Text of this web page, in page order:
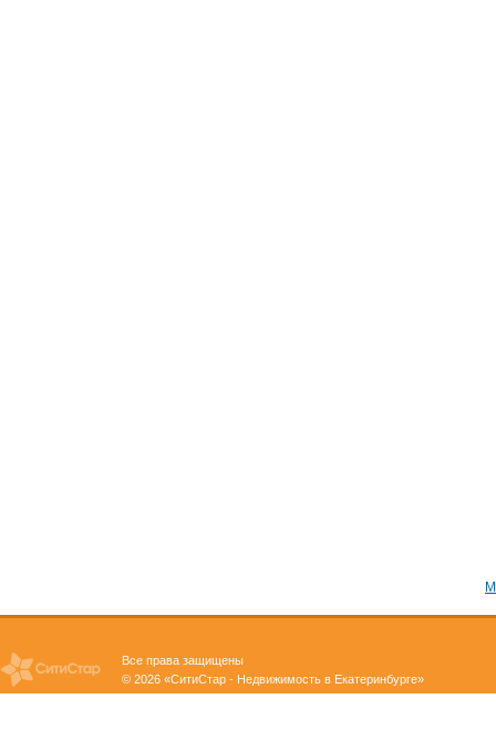
Все права защищены
© 2026 «СитиСтар - Недвижимость в Екатеринбурге»